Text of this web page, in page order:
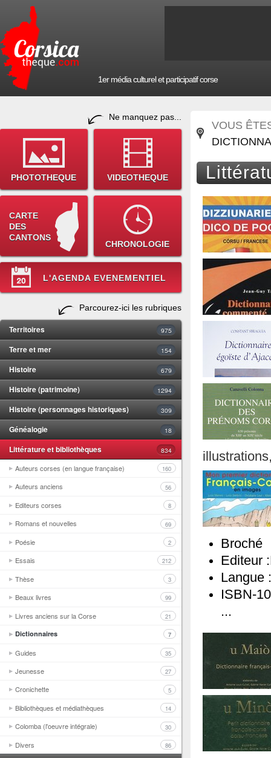
1er média culturel et participatif corse
Ne manquez pas...
PHOTOTHEQUE VIDEOTHEQUE
CARTE
DES
CANTONS
CHRONOLOGIE
L'AGENDA EVENEMENTIEL
Parcourez-ici les rubriques
Territoires 975
Terre et mer 154
Histoire 679
Histoire (patrimoine) 1294
Histoire (personnages historiques) 309
Généalogie 18
Littérature et bibliothèques 834
Auteurs corses (en langue française) 160
Auteurs anciens 56
Editeurs corses 8
Romans et nouvelles 69
Poésie 2
Essais 212
Thèse 3
Beaux livres 99
Livres anciens sur la Corse 21
Dictionnaires 7
Guides 35
Jeunesse 27
Cronichette 5
Bibliothèques et médiathèques 14
Colomba (l'oeuvre intégrale) 30
Divers 86
VOUS
Broché
Editeur
Langue
ISBN-
...